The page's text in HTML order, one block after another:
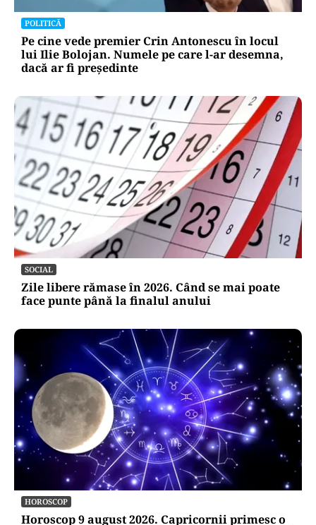
POLITICĂ
Pe cine vede premier Crin Antonescu în locul
lui Ilie Bolojan. Numele pe care l-ar desemna,
dacă ar fi președinte
SOCIAL
Zile libere rămase în 2026. Când se mai poate
face punte până la finalul anului
HOROSCOP
Horoscop 9 august 2026. Capricornii primesc o